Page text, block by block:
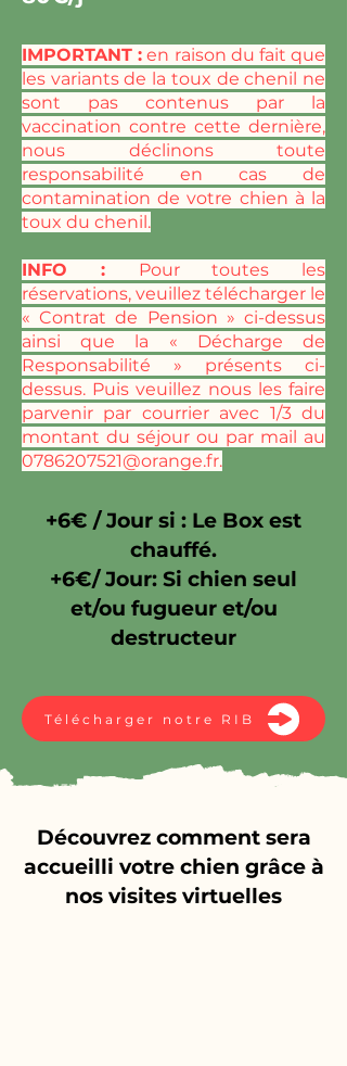
IMPORTANT : en raison du fait que
les variants de la toux de chenil ne
sont pas contenus par la
vaccination contre cette dernière,
nous déclinons toute
responsabilité en cas de
contamination de votre chien à la
toux du chenil.
INFO : Pour toutes les
réservations, veuillez télécharger le
« Contrat de Pension » ci-dessus
ainsi que la « Décharge de
Responsabilité » présents ci-
dessus. Puis veuillez nous les faire
parvenir par courrier avec 1/3 du
montant du séjour ou par mail au
0786207521@orange.fr.
+6€ / Jour si : Le Box est
chauffé.
+6€/ Jour: Si chien seul
et/ou fugueur et/ou
destructeur
Télécharger notre RIB
Découvrez comment sera
accueilli votre chien grâce à
nos visites virtuelles